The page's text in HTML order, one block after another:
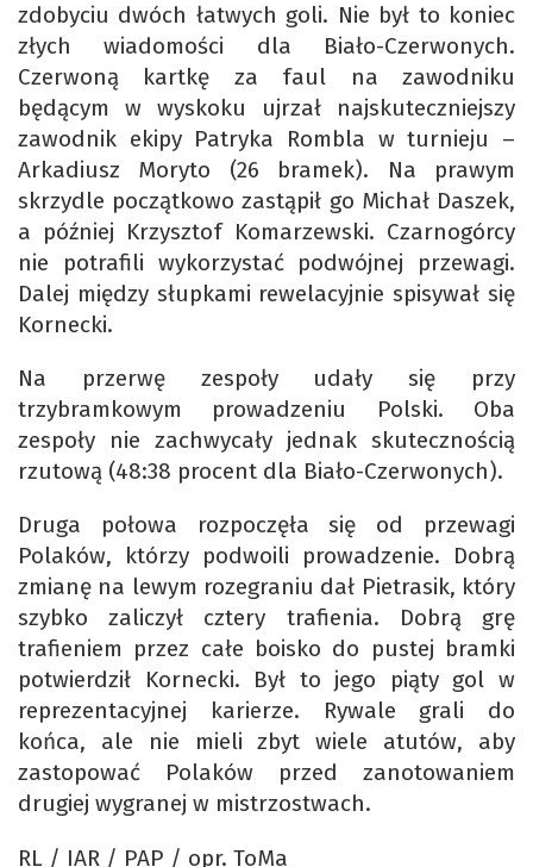
zdobyciu dwóch łatwych goli. Nie był to koniec
złych wiadomości dla Biało-Czerwonych.
Czerwoną kartkę za faul na zawodniku
będącym w wyskoku ujrzał najskuteczniejszy
zawodnik ekipy Patryka Rombla w turnieju –
Arkadiusz Moryto (26 bramek). Na prawym
skrzydle początkowo zastąpił go Michał Daszek,
a później Krzysztof Komarzewski. Czarnogórcy
nie potrafili wykorzystać podwójnej przewagi.
Dalej między słupkami rewelacyjnie spisywał się
Kornecki.
Na przerwę zespoły udały się przy
trzybramkowym prowadzeniu Polski. Oba
zespoły nie zachwycały jednak skutecznością
rzutową (48:38 procent dla Biało-Czerwonych).
Druga połowa rozpoczęła się od przewagi
Polaków, którzy podwoili prowadzenie. Dobrą
zmianę na lewym rozegraniu dał Pietrasik, który
szybko zaliczył cztery trafienia. Dobrą grę
trafieniem przez całe boisko do pustej bramki
potwierdził Kornecki. Był to jego piąty gol w
reprezentacyjnej karierze. Rywale grali do
końca, ale nie mieli zbyt wiele atutów, aby
zastopować Polaków przed zanotowaniem
drugiej wygranej w mistrzostwach.
RL / IAR / PAP / opr. ToMa